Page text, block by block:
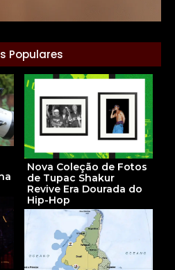
Populares
Nova Coleção de Fotos
de Tupac Shakur
Revive Era Dourada do
Hip-Hop